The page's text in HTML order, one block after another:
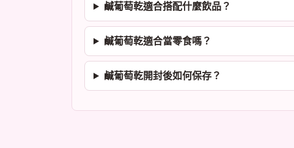
鹹葡萄乾適合搭配什麼飲品？
鹹葡萄乾適合當零食嗎？
鹹葡萄乾開封後如何保存？